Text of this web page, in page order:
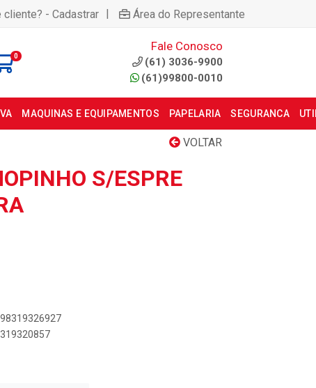
cliente? - Cadastrar | Área do Representante
0
Fale Conosco
(61) 3036-9900
(61)99800-0010
MAQUINAS E EQUIPAMENTOS PAPELARIA SEGURANCA
VOLTAR
S/ESPRE